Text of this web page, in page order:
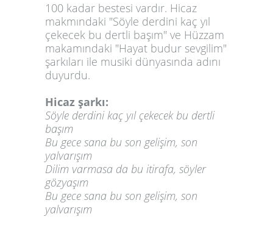
100 kadar bestesi vardır. Hicaz
makmındaki "Söyle derdini kaç yıl
çekecek bu dertli başım" ve Hüzzam
makamındaki "Hayat budur sevgilim"
şarkıları ile musiki dünyasında adını
duyurdu.
Hicaz şarkı:
Söyle derdini kaç yıl çekecek bu dertli
başım
Bu gece sana bu son gelişim, son
yalvarışım
Dilim varmasa da bu itirafa, söyler
gözyaşım
Bu gece sana bu son gelişim, son
yalvarışım